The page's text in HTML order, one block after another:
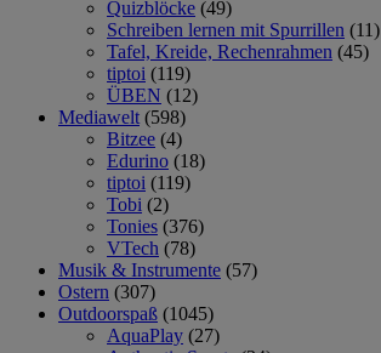
Quizblöcke (49)
Schreiben lernen mit Spurrillen (11)
Tafel, Kreide, Rechenrahmen (45)
tiptoi (119)
ÜBEN (12)
Mediawelt (598)
Bitzee (4)
Edurino (18)
tiptoi (119)
Tobi (2)
Tonies (376)
VTech (78)
Musik & Instrumente (57)
Ostern (307)
Outdoorspaß (1045)
AquaPlay (27)